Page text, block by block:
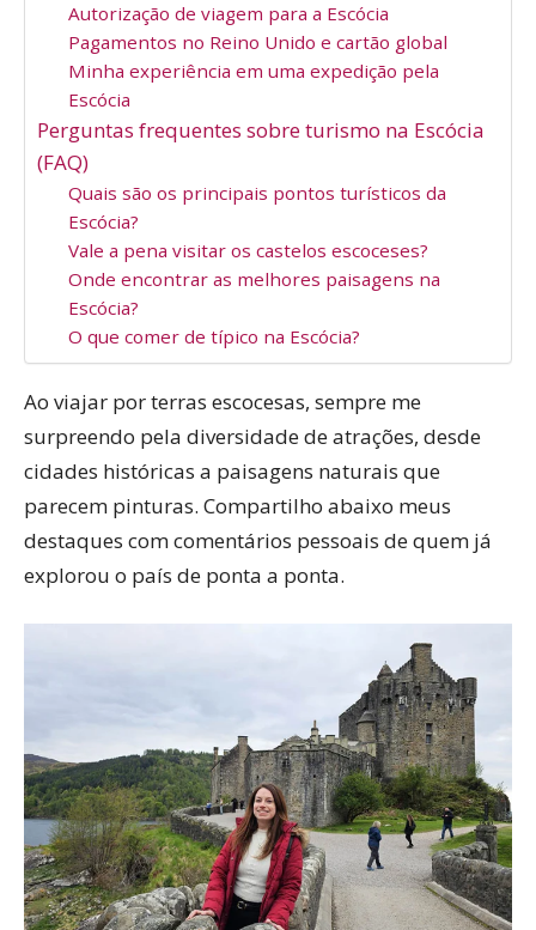
Autorização de viagem para a Escócia
Pagamentos no Reino Unido e cartão global
Minha experiência em uma expedição pela
Escócia
Perguntas frequentes sobre turismo na Escócia
(FAQ)
Quais são os principais pontos turísticos da
Escócia?
Vale a pena visitar os castelos escoceses?
Onde encontrar as melhores paisagens na
Escócia?
O que comer de típico na Escócia?
Ao viajar por terras escocesas, sempre me
surpreendo pela diversidade de atrações, desde
cidades históricas a paisagens naturais que
parecem pinturas. Compartilho abaixo meus
destaques com comentários pessoais de quem já
explorou o país de ponta a ponta.